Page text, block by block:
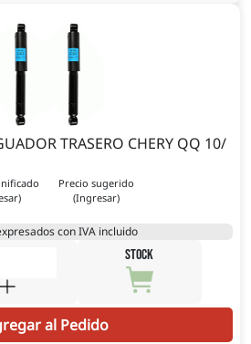
TRASERO CHERY QQ 10/
Precio sugerido
(Ingresar)
con IVA incluido
STOCK
al Pedido